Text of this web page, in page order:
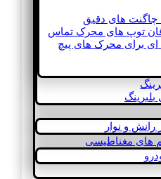
چاگنت های دقیق
توپ های محرک تماس
ای برای محرک های پیچ
و نوار
های مغناطیسی